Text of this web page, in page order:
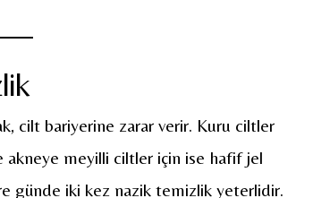
cilt bariyerine zarar verir. Kuru ciltler
akneye meyilli ciltler için ise hafif jel
günde iki kez nazik temizlik yeterlidir.